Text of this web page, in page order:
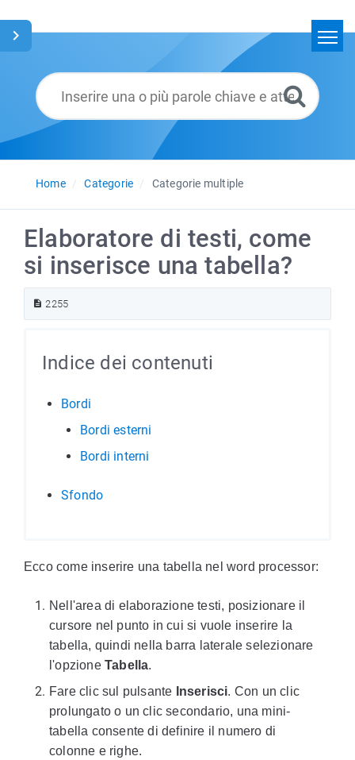
Glossario
Italiano
Home
Categorie Categorie multiple
Elaboratore di testi, come
si inserisce una tabella?
2255
Indice dei contenuti
Bordi
Bordi esterni
Bordi interni
Sfondo
Ecco come inserire una tabella nel word processor:
Nell'area di elaborazione testi, posizionare il
cursore nel punto in cui si vuole inserire la
tabella, quindi nella barra laterale selezionare
l'opzione Tabella.
Fare clic sul pulsante Inserisci. Con un clic
prolungato o un clic secondario, una mini-
tabella consente di definire il numero di
colonne e righe.